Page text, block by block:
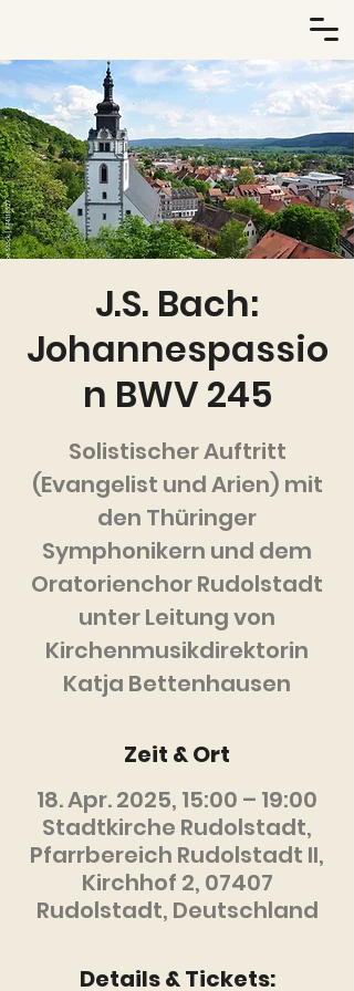
J.S. Bach:
Johannespassio
n BWV 245
Solistischer Auftritt
(Evangelist und Arien) mit
den Thüringer
Symphonikern und dem
Oratorienchor Rudolstadt
unter Leitung von
Kirchenmusikdirektorin
Katja Bettenhausen
Zeit & Ort
18. Apr. 2025, 15:00 – 19:00
Stadtkirche Rudolstadt,
Pfarrbereich Rudolstadt II,
Kirchhof 2, 07407
Rudolstadt, Deutschland
Details & Tickets: